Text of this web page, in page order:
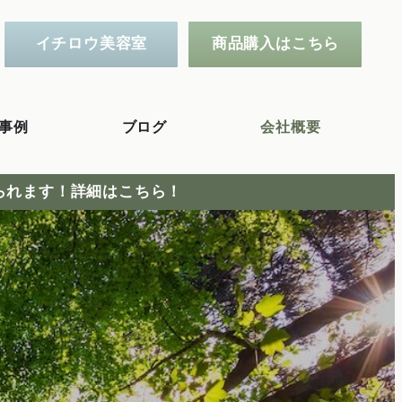
イチロウ美容室 商品購入はこちら
例 ブログ 会社概要
ます！詳細はこちら！